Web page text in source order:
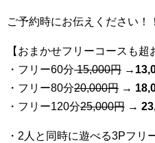
ご予約時にお伝えください！！
【おまかせフリーコースも超
・フリー60分15,000円 → 13
・フリー80分20,000円 →
・フリー120分25,000円 →
・2人と同時に遊べる3Pフリ